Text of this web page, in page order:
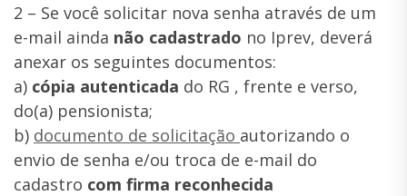
2 – Se você solicitar nova senha através de um
e-mail ainda não cadastrado no Iprev, deverá
anexar os seguintes documentos:
a) cópia autenticada do RG , frente e verso,
do(a) pensionista;
b) documento de solicitação autorizando o
envio de senha e/ou troca de e-mail do
cadastro com firma reconhecida